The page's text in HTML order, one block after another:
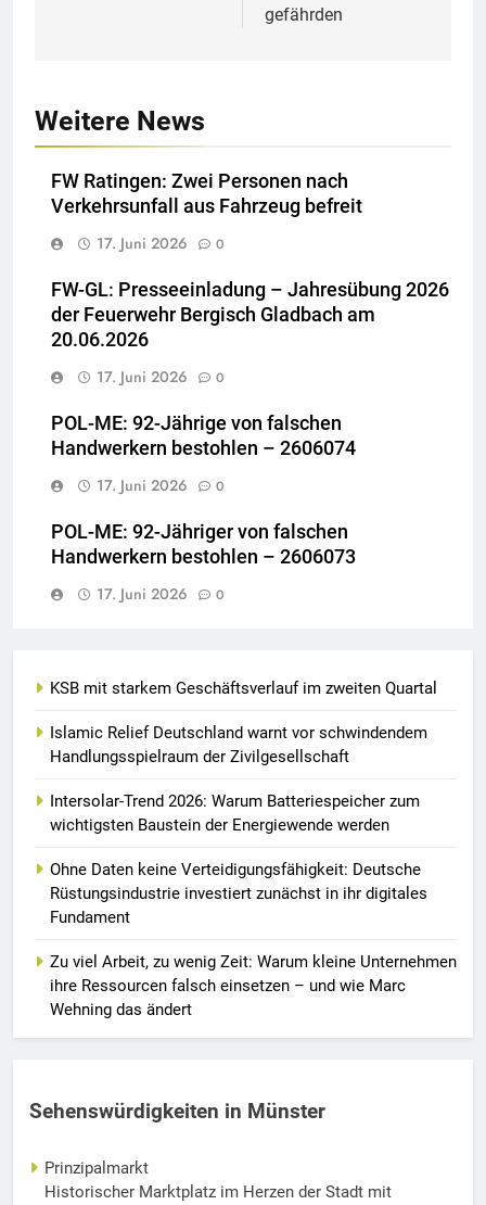
gefährden
Weitere News
FW Ratingen: Zwei Personen nach
Verkehrsunfall aus Fahrzeug befreit
17. Juni 2026
0
FW-GL: Presseeinladung – Jahresübung 2026
der Feuerwehr Bergisch Gladbach am
20.06.2026
17. Juni 2026
0
POL-ME: 92-Jährige von falschen
Handwerkern bestohlen – 2606074
17. Juni 2026
0
POL-ME: 92-Jähriger von falschen
Handwerkern bestohlen – 2606073
17. Juni 2026
0
KSB mit starkem Geschäftsverlauf im zweiten Quartal
Islamic Relief Deutschland warnt vor schwindendem
Handlungsspielraum der Zivilgesellschaft
Intersolar-Trend 2026: Warum Batteriespeicher zum
wichtigsten Baustein der Energiewende werden
Ohne Daten keine Verteidigungsfähigkeit: Deutsche
Rüstungsindustrie investiert zunächst in ihr digitales
Fundament
Zu viel Arbeit, zu wenig Zeit: Warum kleine Unternehmen
ihre Ressourcen falsch einsetzen – und wie Marc
Wehning das ändert
Sehenswürdigkeiten in Münster
Prinzipalmarkt
Historischer Marktplatz im Herzen der Stadt mit